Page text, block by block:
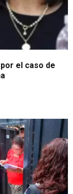
el caso de